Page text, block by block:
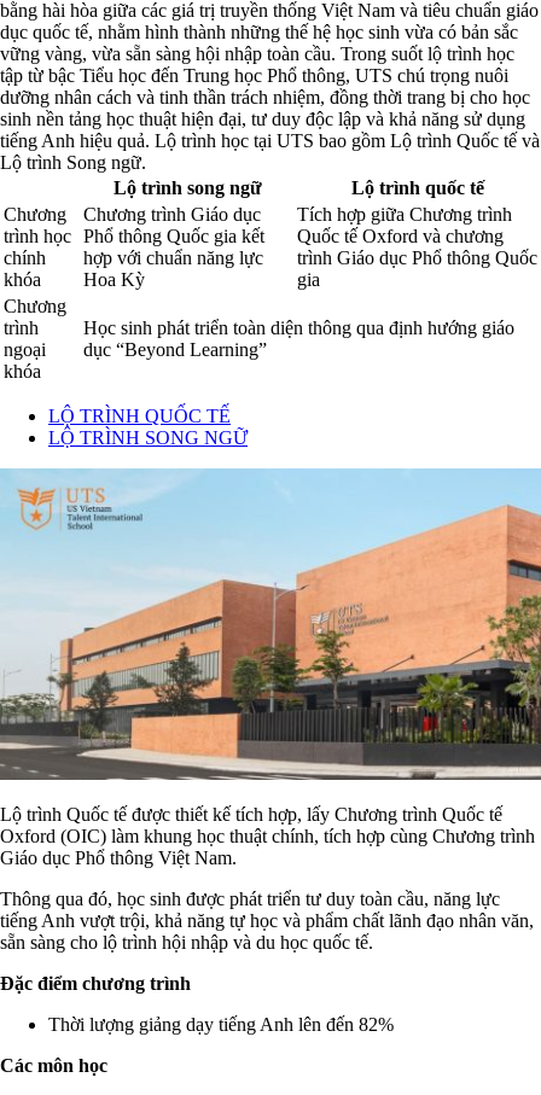
bằng hài hòa giữa các giá trị truyền thống Việt Nam và tiêu chuẩn giáo
dục quốc tế, nhằm hình thành những thế hệ học sinh vừa có bản sắc
vững vàng, vừa sẵn sàng hội nhập toàn cầu. Trong suốt lộ trình học
tập từ bậc Tiểu học đến Trung học Phổ thông, UTS chú trọng nuôi
dưỡng nhân cách và tinh thần trách nhiệm, đồng thời trang bị cho học
sinh nền tảng học thuật hiện đại, tư duy độc lập và khả năng sử dụng
tiếng Anh hiệu quả. Lộ trình học tại UTS bao gồm Lộ trình Quốc tế và
Lộ trình Song ngữ.
Lộ trình song ngữ
Lộ trình quốc tế
Chương
trình học
chính
khóa
Chương trình Giáo dục
Phổ thông Quốc gia kết
hợp với chuẩn năng lực
Hoa Kỳ
Tích hợp giữa Chương trình
Quốc tế Oxford và chương
trình Giáo dục Phổ thông Quốc
gia
Chương
trình
ngoại
khóa
Học sinh phát triển toàn diện thông qua định hướng giáo
dục “Beyond Learning”
LỘ TRÌNH QUỐC TẾ
LỘ TRÌNH SONG NGỮ
Lộ trình Quốc tế được thiết kế tích hợp, lấy Chương trình Quốc tế
Oxford (OIC) làm khung học thuật chính, tích hợp cùng Chương trình
Giáo dục Phổ thông Việt Nam.
Thông qua đó, học sinh được phát triển tư duy toàn cầu, năng lực
tiếng Anh vượt trội, khả năng tự học và phẩm chất lãnh đạo nhân văn,
sẵn sàng cho lộ trình hội nhập và du học quốc tế.
Đặc điểm chương trình
Thời lượng giảng dạy tiếng Anh lên đến 82%
Các môn học